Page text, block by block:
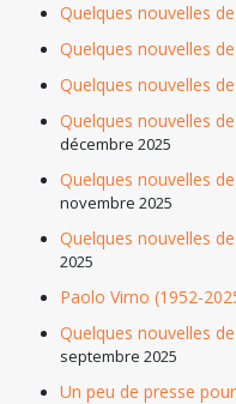
Quelques nouvelles
Quelques nouvelles
Quelques nouvelles
Quelques nouvelles
décembre 2025
Quelques nouvelles
novembre 2025
Quelques nouvelles
2025
Paolo Virno (1952-
Quelques nouvelles
septembre 2025
Un peu de presse